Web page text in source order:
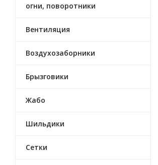
огни, поворотники
Вентиляция
Воздухозаборники
Брызговики
Жабо
Шильдики
Сетки